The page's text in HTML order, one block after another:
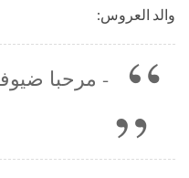
والد العروس:
- مرحبا